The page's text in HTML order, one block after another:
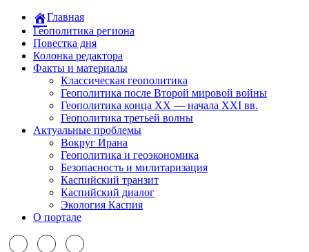
Главная
Геополитика региона
Повестка дня
Колонка редактора
Факты и материалы
Классическая геополитика
Геополитика после Второй мировой войны
Геополитика конца XX — начала XXI вв.
Геополитика третьей волны
Актуальные проблемы
Вокруг Ирана
Геополитика и геоэкономика
Безопасность и милитаризация
Каспийский транзит
Каспийский диалог
Экология Каспия
О портале